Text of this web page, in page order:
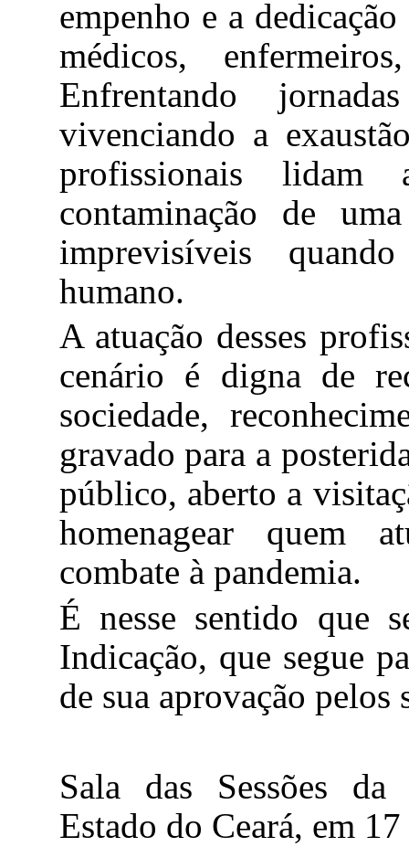
empenho e a
médicos,
Enfrentando
vivenciando a
profissionais
contaminação de
imprevisíveis
humano.
A atuação desses
cenário é digna de
sociedade,
gravado para a
público, aberto a
homenagear quem
combate à pandemia.
É nesse sentido que
Indicação, que segue
de sua aprovação pelos
Sala das Sessões
Estado do Ceará, em